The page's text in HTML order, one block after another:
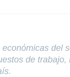
del
de trabajo,